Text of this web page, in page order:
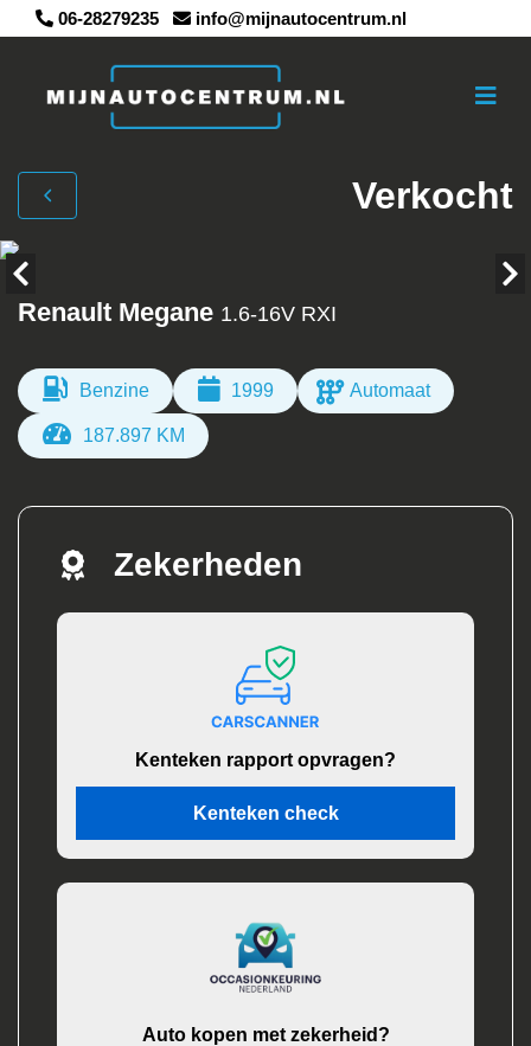
06-28279235 info@mijnautocentrum.nl
Verkocht
Renault Megane 1.6-16V RXI
Benzine 1999 Automaat
187.897 KM
Zekerheden
Kenteken rapport opvragen?
Kenteken check
Auto kopen met zekerheid?